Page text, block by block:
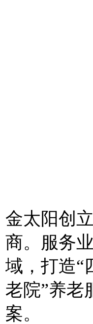
金太阳创
商。服务
域，打造“
老院”养老
案。